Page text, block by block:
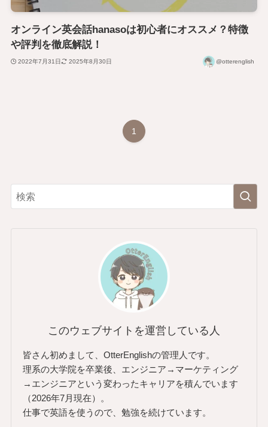
オンライン英会話hanasoは初心者にオススメ？特徴
や評判を徹底解説！
2022年7月31日 2025年8月30日 @otterenglish
1
このウェブサイトを運営している人
皆さん初めまして、OtterEnglishの管理人です。
理系の大学院を卒業後、エンジニア→マーケティング
→エンジニアという変わったキャリアを積んでいます
（2026年7月現在）。
仕事で英語を使うので、勉強を続けています。